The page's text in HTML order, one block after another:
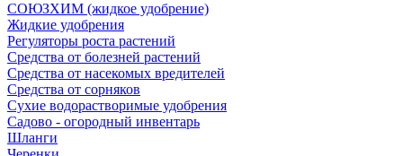
СОЮЗХИМ (жидкое удобрение)
Жидкие удобрения
Регуляторы роста растений
Средства от болезней растений
Средства от насекомых вредителей
Средства от сорняков
Сухие водорастворимые удобрения
Садово - огородный инвентарь
Шланги